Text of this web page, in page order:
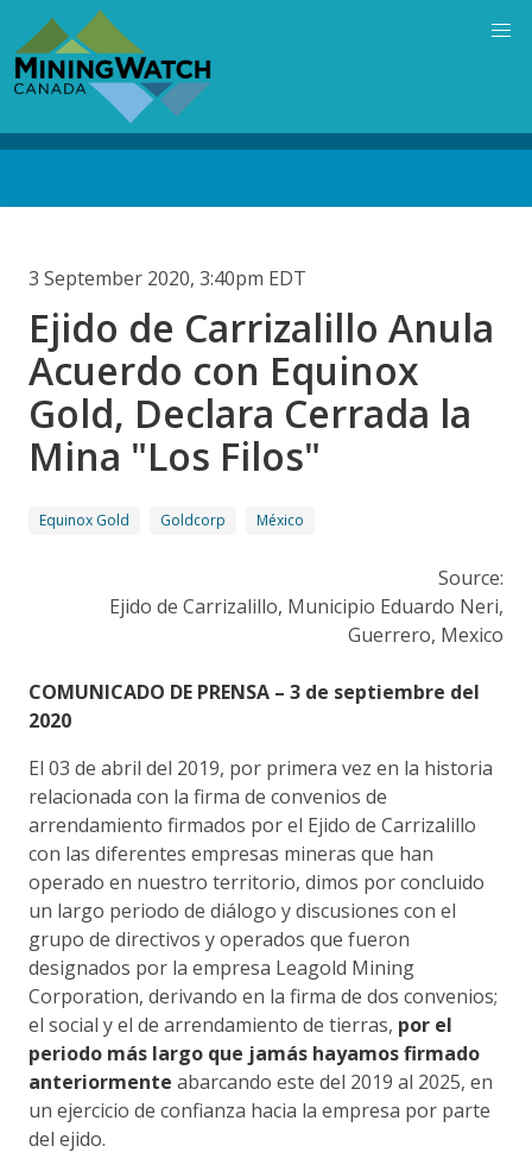
main
content
3 September 2020, 3:40pm EDT
Ejido de Carrizalillo Anula
Acuerdo con Equinox
Gold, Declara Cerrada la
Mina "Los Filos"
Equinox Gold Goldcorp México
Source:
Ejido de Carrizalillo, Municipio Eduardo Neri,
Guerrero, Mexico
COMUNICADO DE PRENSA – 3 de septiembre del
2020
El 03 de abril del 2019, por primera vez en la historia
relacionada con la firma de convenios de
arrendamiento firmados por el Ejido de Carrizalillo
con las diferentes empresas mineras que han
operado en nuestro territorio, dimos por concluido
un largo periodo de diálogo y discusiones con el
grupo de directivos y operados que fueron
designados por la empresa Leagold Mining
Corporation, derivando en la firma de dos convenios;
el social y el de arrendamiento de tierras, por el
periodo más largo que jamás hayamos firmado
anteriormente abarcando este del 2019 al 2025, en
un ejercicio de confianza hacia la empresa por parte
del ejido.